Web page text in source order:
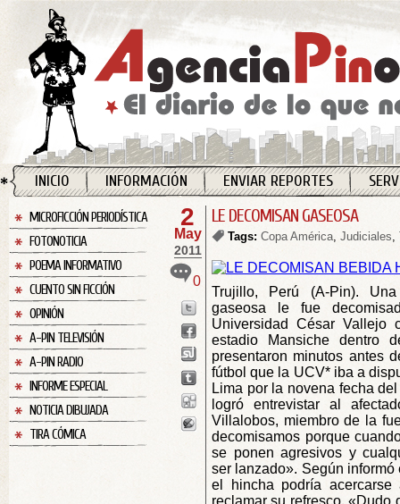
INICIO INFORMACIÓN ENVIAR REPORTES
MICROFICCIÓN PERIODÍSTICA
FOTONOTICIA
POEMA INFORMATIVO
CUENTO SIN FICCIÓN
OPINIÓN
A-PIN TELEVISIÓN
A-PIN RADIO
INFORME ESPECIAL
NOTICIA DIBUJADA
TIRA CÓMICA
2
May
2011
0
LE DECOMISAN GASEOSA
Tags: Copa América, Judiciales,
Trujillo, Perú (A-Pin).
gaseosa le fue
Universidad César Vallejo
estadio Mansiche dentro
presentaron minutos antes
fútbol que la UCV* iba a
Lima por la novena fecha
logró entrevistar al
Villalobos, miembro de la
decomisamos porque
se ponen agresivos y
ser lanzado». Según
el hincha podría
reclamar su refresco. «Dudo